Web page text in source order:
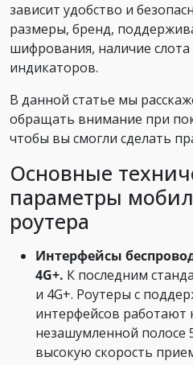
зависит удобство и
размеры, бренд,
шифрования, наличие
индикаторов.
В данной статье мы
обращать внимание при
чтобы вы смогли сделать
Основные
параметры
роутера
Интерфейсы
4G+. К последним
и 4G+. Роутеры с
интерфейсов работают
незашумленной полосе
высокую скорость